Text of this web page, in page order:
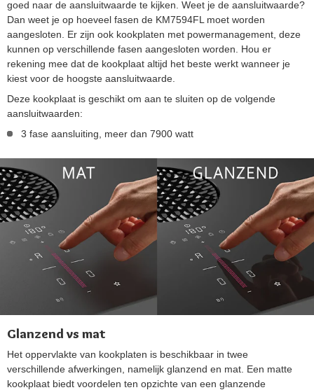
goed naar de aansluitwaarde te kijken. Weet je de aansluitwaarde?
Dan weet je op hoeveel fasen de KM7594FL moet worden
aangesloten. Er zijn ook kookplaten met powermanagement, deze
kunnen op verschillende fasen aangesloten worden. Hou er
rekening mee dat de kookplaat altijd het beste werkt wanneer je
kiest voor de hoogste aansluitwaarde.
Deze kookplaat is geschikt om aan te sluiten op de volgende
aansluitwaarden:
3 fase aansluiting, meer dan 7900 watt
Glanzend vs mat
Het oppervlakte van kookplaten is beschikbaar in twee
verschillende afwerkingen, namelijk glanzend en mat. Een matte
kookplaat biedt voordelen ten opzichte van een glanzende